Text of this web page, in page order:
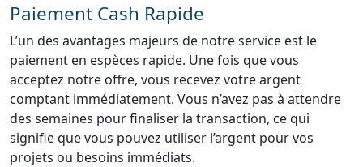
Paiement Cash Rapide
L’un des avantages majeurs de notre service est le
paiement en espèces rapide. Une fois que vous
acceptez notre offre, vous recevez votre argent
comptant immédiatement. Vous n’avez pas à attendre
des semaines pour finaliser la transaction, ce qui
signifie que vous pouvez utiliser l’argent pour vos
projets ou besoins immédiats.